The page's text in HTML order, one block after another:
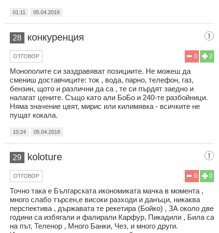
01:11 05.04.2018
28 конкуренция
2
0
ОТГОВОР
Монополите си заздравяват позициите. Не можеш да
смениш доставчиците: ток , вода, парно, телефон, газ,
бензин, щото и различни да са , те си пърдят заедно и
налагат цените. Също като али БоБо и 240-те разбойници.
Няма значение цвят, мирис или килимявка - всичките не
пущат кокала.
10:24 05.04.2018
29 koloture
0
0
ОТГОВОР
Точно така е Българската икономиката мачка в момента ,
много слабо търсен,е високи разходи и данъци, никаква
перспектива , държавата те рекетира (Бойко) , ЗА около две
години са избягали и фалирали Карфур, Пикадили , Била са
на път, Теленор , Много Банки, Чез, и много други.